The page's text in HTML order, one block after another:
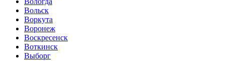
Вольск
Воркута
Воронеж
Воскресенск
Воткинск
Выборг